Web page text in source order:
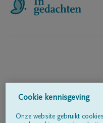
Cookie kennisgeving
Onze website gebruikt